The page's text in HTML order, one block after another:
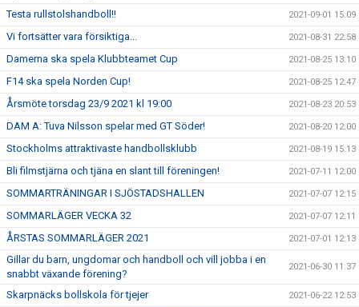
Testa rullstolshandboll!! 2021-09-01 15:09
Vi fortsätter vara försiktiga... 2021-08-31 22:58
Damerna ska spela Klubbteamet Cup 2021-08-25 13:10
F14 ska spela Norden Cup! 2021-08-25 12:47
Årsmöte torsdag 23/9 2021 kl 19:00 2021-08-23 20:53
DAM A: Tuva Nilsson spelar med GT Söder! 2021-08-20 12:00
Stockholms attraktivaste handbollsklubb 2021-08-19 15:13
Bli filmstjärna och tjäna en slant till föreningen! 2021-07-11 12:00
SOMMARTRÄNINGAR I SJÖSTADSHALLEN 2021-07-07 12:15
SOMMARLÄGER VECKA 32 2021-07-07 12:11
ÅRSTAS SOMMARLÄGER 2021 2021-07-01 12:13
Gillar du barn, ungdomar och handboll och vill jobba i en
snabbt växande förening?
2021-06-30 11:37
Skarpnäcks bollskola för tjejer 2021-06-22 12:53